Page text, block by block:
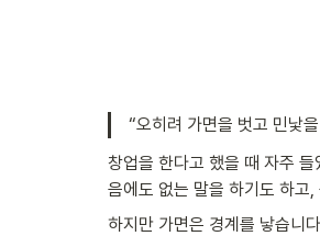
“오히려 가면을 벗고 민낯
창업을 한다고 했을 때 자주
음에도 없는 말을 하기도 하고
하지만 가면은 경계를 낳습니